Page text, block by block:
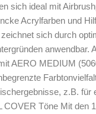
sich ideal mit
Acrylfarben und
sich durch
AERO MEDIUM
z.B.
Töne Mit